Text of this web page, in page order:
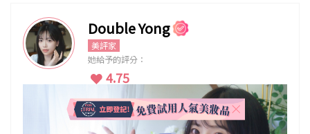
Double Yong
美評家
她給予的評分：
4.75